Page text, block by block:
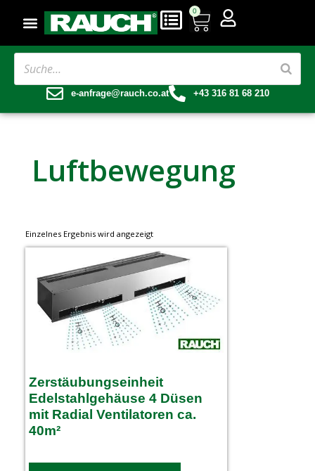
0
e-anfrage@rauch.co.at +43 316 81 68 210
Luftbewegung
Einzelnes Ergebnis wird angezeigt
Zerstäubungseinheit
Edelstahlgehäuse 4 Düsen
mit Radial Ventilatoren ca.
40m²